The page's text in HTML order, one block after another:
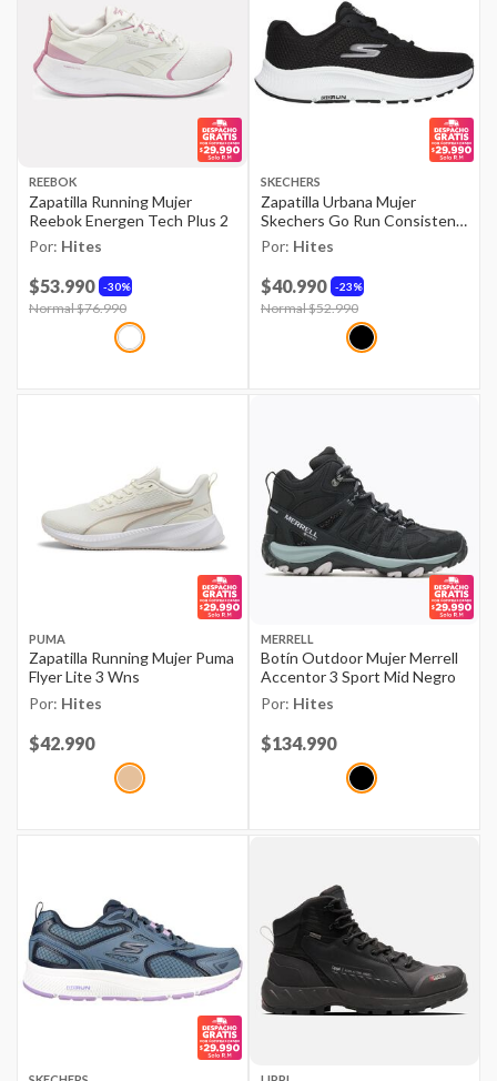
REEBOK
Zapatilla Running Mujer
Reebok Energen Tech Plus 2
Por: Hites
30%
$53.990
Price reduced from
Normal $76.990
SKECHERS
Zapatilla Urbana Mujer
Skechers Go Run Consistent
2.0 - Engag Bkw
Por: Hites
23%
$40.990
Price reduced from
Normal $52.990
PUMA
Zapatilla Running Mujer Puma
Flyer Lite 3 Wns
Por: Hites
Price reduced from
$42.990to
MERRELL
Botín Outdoor Mujer Merrell
Accentor 3 Sport Mid Negro
Por: Hites
Price reduced from
$134.990to